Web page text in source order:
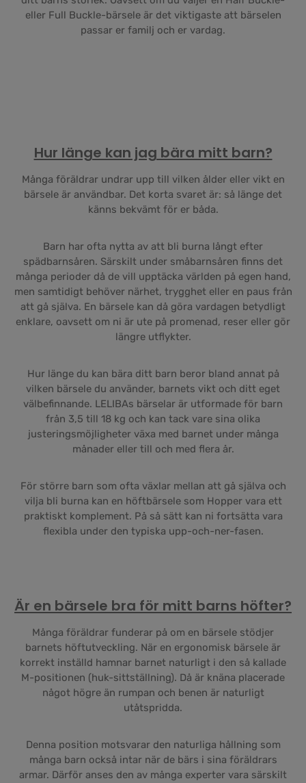
eller Full Buckle-bärsele är det viktigaste att bärselen
passar er familj och er vardag.
Hur länge kan jag bära mitt barn?
Många föräldrar undrar upp till vilken ålder eller vikt en
bärsele är användbar. Det korta svaret är: så länge det
känns bekvämt för er båda.
Barn har ofta nytta av att bli burna långt efter
spädbarnsåren. Särskilt under småbarnsåren finns det
många perioder då de vill upptäcka världen på egen hand,
men samtidigt behöver närhet, trygghet eller en paus från
att gå själva. En bärsele kan då göra vardagen betydligt
enklare, oavsett om ni är ute på promenad, reser eller gör
längre utflykter.
Hur länge du kan bära ditt barn beror bland annat på
vilken bärsele du använder, barnets vikt och ditt eget
välbefinnande. LELIBAs bärselar är utformade för barn
från 3,5 till 18 kg och kan tack vare sina olika
justeringsmöjligheter växa med barnet under många
månader eller till och med flera år.
För större barn som ofta växlar mellan att gå själva och
vilja bli burna kan en höftbärsele som Hopper vara ett
praktiskt komplement. På så sätt kan ni fortsätta vara
flexibla under den typiska upp-och-ner-fasen.
Är en bärsele bra för mitt barns höfter?
Många föräldrar funderar på om en bärsele stödjer
barnets höftutveckling. När en ergonomisk bärsele är
korrekt inställd hamnar barnet naturligt i den så kallade
M-positionen (huk-sittställning). Då är knäna placerade
något högre än rumpan och benen är naturligt
utåtspridda.
Denna position motsvarar den naturliga hållning som
många barn också intar när de bärs i sina föräldrars
armar. Därför anses den av många experter vara särskilt